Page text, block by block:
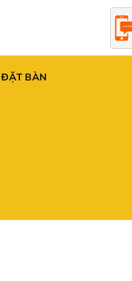
ĐẶT BÀN